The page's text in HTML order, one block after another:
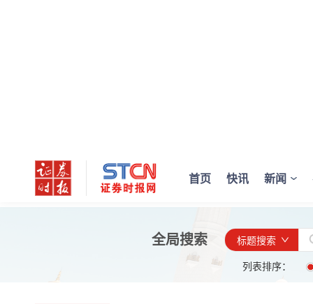
首页 快讯 新闻
全局搜索
标题搜索
列表排序：